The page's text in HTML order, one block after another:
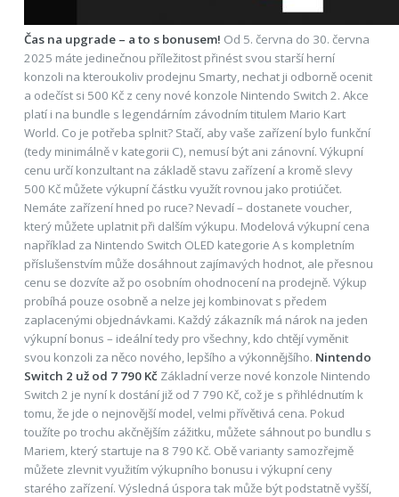
Čas na upgrade – a to s bonusem! Od 5. června do 30. června
2025 máte jedinečnou příležitost přinést svou starší herní
konzoli na kteroukoliv prodejnu Smarty, nechat ji odborně ocenit
a odečíst si 500 Kč z ceny nové konzole Nintendo Switch 2. Akce
platí i na bundle s legendárním závodním titulem Mario Kart
World. Co je potřeba splnit? Stačí, aby vaše zařízení bylo funkční
(tedy minimálně v kategorii C), nemusí být ani zánovní. Výkupní
cenu určí konzultant na základě stavu zařízení a kromě slevy
500 Kč můžete výkupní částku využít rovnou jako protiúčet.
Nemáte zařízení hned po ruce? Nevadí – dostanete voucher,
který můžete uplatnit při dalším výkupu. Modelová výkupní cena
například za Nintendo Switch OLED kategorie A s kompletním
příslušenstvím může dosáhnout zajímavých hodnot, ale přesnou
cenu se dozvíte až po osobním ohodnocení na prodejně. Výkup
probíhá pouze osobně a nelze jej kombinovat s předem
zaplacenými objednávkami. Každý zákazník má nárok na jeden
výkupní bonus – ideální tedy pro všechny, kdo chtějí vyměnit
svou konzoli za něco nového, lepšího a výkonnějšího. Nintendo
Switch 2 už od 7 790 Kč Základní verze nové konzole Nintendo
Switch 2 je nyní k dostání již od 7 790 Kč, což je s přihlédnutím k
tomu, že jde o nejnovější model, velmi přívětivá cena. Pokud
toužíte po trochu akčnějším zážitku, můžete sáhnout po bundlu s
Mariem, který startuje na 8 790 Kč. Obě varianty samozřejmě
můžete zlevnit využitím výkupního bonusu i výkupní ceny
starého zařízení. Výsledná úspora tak může být podstatně vyšší,